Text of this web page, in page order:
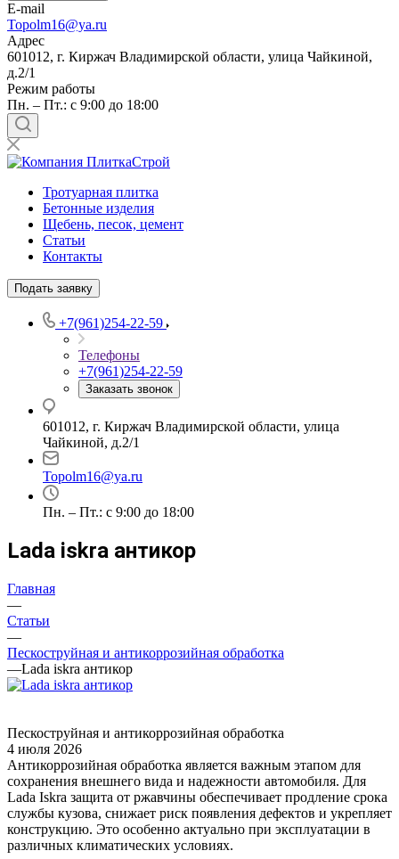
E-mail
Topolm16@ya.ru
Адрес
601012, г. Киржач Владимирской области, улица Чайкиной,
д.2/1
Режим работы
Пн. – Пт.: с 9:00 до 18:00
Тротуарная плитка
Бетонные изделия
Щебень, песок, цемент
Статьи
Контакты
Подать заявку
+7(961)254-22-59
Телефоны
+7(961)254-22-59
Заказать звонок
601012, г. Киржач Владимирской области, улица
Чайкиной, д.2/1
Topolm16@ya.ru
Пн. – Пт.: с 9:00 до 18:00
Lada iskra антикор
Главная
—
Статьи
—
Пескоструйная и антикоррозийная обработка
—Lada iskra антикор
Пескоструйная и антикоррозийная обработка
4 июля 2026
Антикоррозийная обработка является важным этапом для
сохранения внешнего вида и надежности автомобиля. Для
Lada Iskra защита от ржавчины обеспечивает продление срока
службы кузова, снижает риск появления дефектов и укрепляет
конструкцию. Это особенно актуально при эксплуатации в
различных климатических условиях.